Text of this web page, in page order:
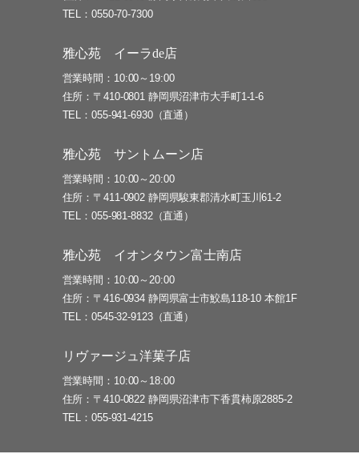
TEL
0550-70-7300
雅心苑 イーラde店
営業時間
10:00～19:00
住所
〒410-0801 静岡県沼津市大手町1-1-6
TEL
055-941-6930（直通）
雅心苑 サントムーン店
営業時間
10:00～20:00
住所
〒411-0902 静岡県駿東郡清水町玉川61-2
TEL
055-981-8832（直通）
雅心苑 イオンタウン富士南店
営業時間
10:00～20:00
住所
〒416-0934 静岡県富士市鮫島118-10 本館1F
TEL
0545-32-9123（直通）
リヴァージュ洋菓子店
営業時間
10:00～18:00
住所
〒410-0822 静岡県沼津市下香貫柿原2885-2
TEL
055-931-4215